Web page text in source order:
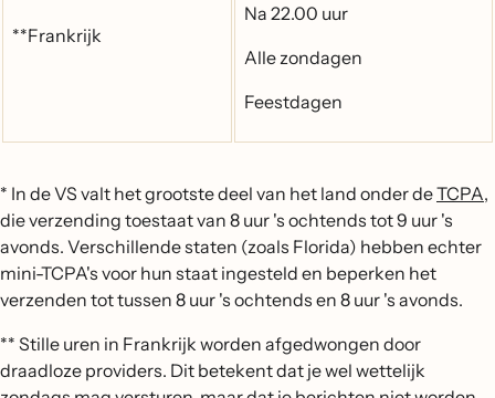
**Frankrijk
Na 22.00 uur
Alle zondagen
Feestdagen
* In de VS valt het grootste deel van het land onder deTCPA,
die verzending toestaat van 8 uur 's ochtends tot 9 uur 's
avonds. Verschillende staten (zoals Florida) hebben echter
mini-TCPA's voor hun staat ingesteld en beperken het
verzenden tot tussen 8 uur 's ochtends en 8 uur 's avonds.
** Stille uren in Frankrijk worden afgedwongen door
draadloze providers. Dit betekent dat je wel wettelijk